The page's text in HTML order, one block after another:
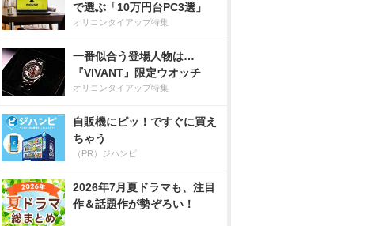
で選ぶ「10万円台PC3選」
オリコンタイアップ特集
一番似合う登場人物は…
『VIVANT』限定ウオッチ
オリコンタイアップ特集
自販機にピッ！ですぐに買え
ちゃう
（PR）ジハンピ
2026年7月夏ドラマも、注目
作＆話題作が勢ぞろい！